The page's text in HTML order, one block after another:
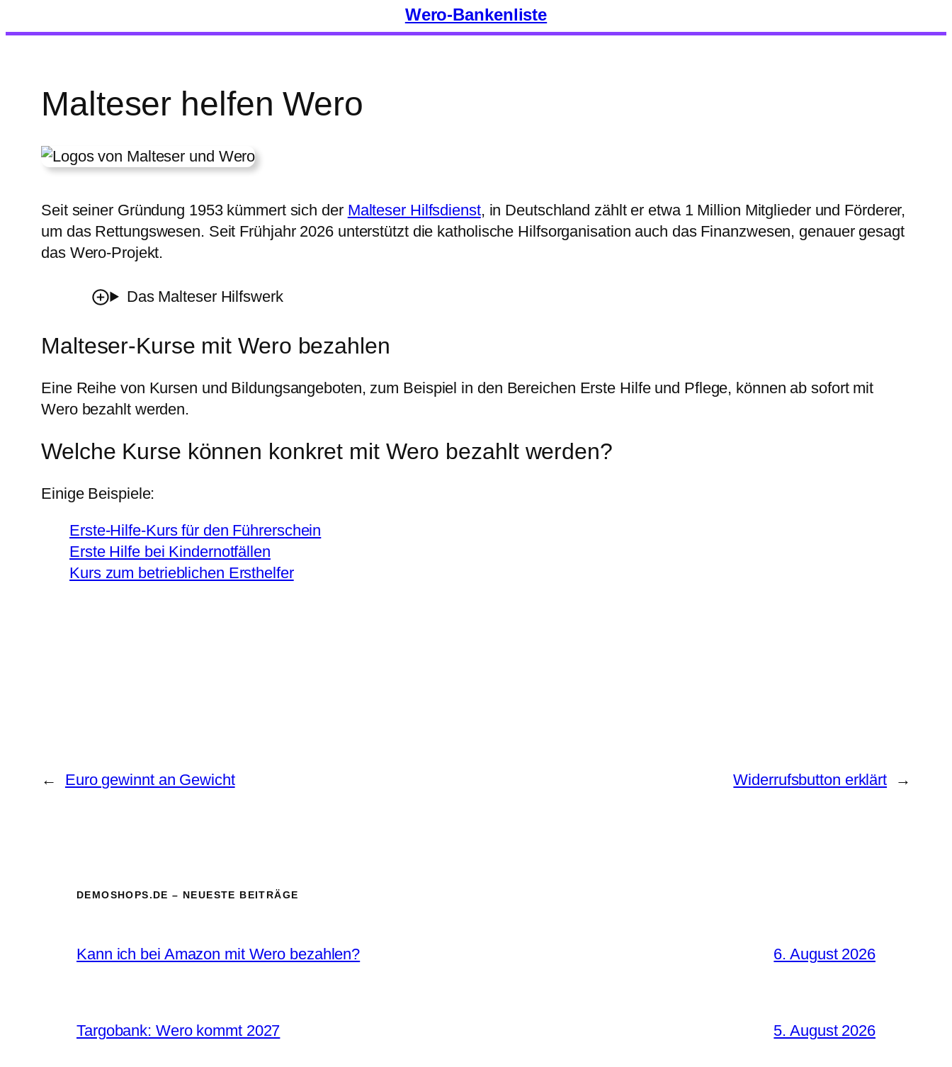
Wero-Bankenliste
Malteser helfen Wero
Seit seiner Gründung 1953 kümmert sich der Malteser Hilfsdienst, in Deutschland zählt er etwa 1 Million Mitglieder und Förderer,
um das Rettungswesen. Seit Frühjahr 2026 unterstützt die katholische Hilfsorganisation auch das Finanzwesen, genauer gesagt
das Wero-Projekt.
Das Malteser Hilfswerk
Malteser-Kurse mit Wero bezahlen
Eine Reihe von Kursen und Bildungsangeboten, zum Beispiel in den Bereichen Erste Hilfe und Pflege, können ab sofort mit
Wero bezahlt werden.
Welche Kurse können konkret mit Wero bezahlt werden?
Einige Beispiele:
Erste-Hilfe-Kurs für den Führerschein
Erste Hilfe bei Kindernotfällen
Kurs zum betrieblichen Ersthelfer
← Euro gewinnt an Gewicht Widerrufsbutton erklärt →
DEMOSHOPS.DE – NEUESTE BEITRÄGE
Kann ich bei Amazon mit Wero bezahlen? 6. August 2026
Targobank: Wero kommt 2027 5. August 2026